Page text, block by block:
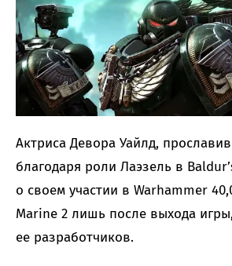
Актриса Девора Уайлд,
благодаря роли Лаэзель в
о своем участии в Warhammer
Marine 2 лишь после выхода
ее разработчиков.